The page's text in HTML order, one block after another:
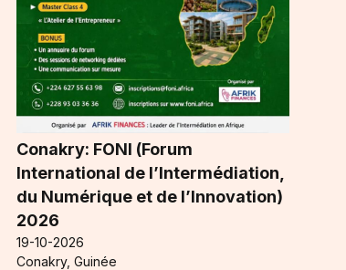
Conakry: FONI (Forum
International de l’Intermédiation,
du Numérique et de l’Innovation)
2026
19-10-2026
Conakry, Guinée